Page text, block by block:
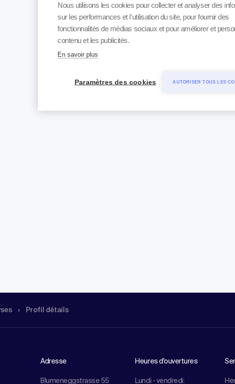
Profil détails
Adresse
Blumeneggstrasse 55
Heures d'ouvertures
Lundi - vendredi:
Nous utilisons les cookies pour collecter et analyser des
sur les performances et l'utilisation du site, pour fournir des
fonctionnalités de médias sociaux et pour améliorer et
contenu et les publicités.
En savoir plus
Paramètres des cookies AUTORISER TOUS LES